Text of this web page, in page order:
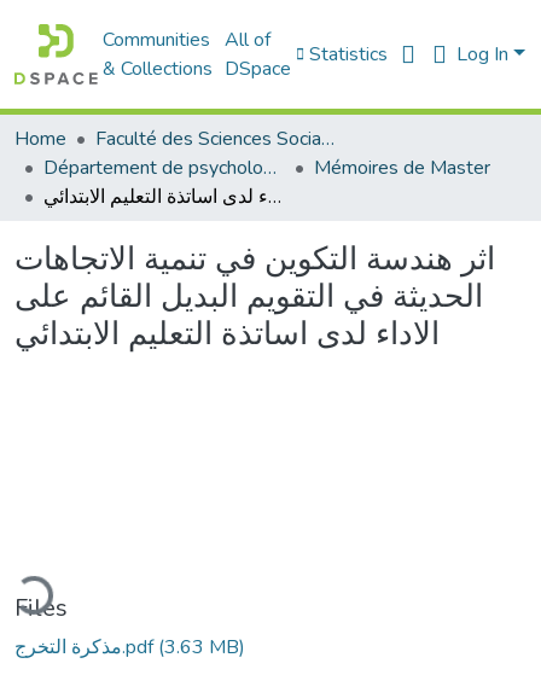
Communities
& Collections
All of
DSpace
Statistics Log In
Home
Faculté des Sciences Sociales
Département de psychologie
Mémoires de Master
اثر هندسة التكوين في تنمية الاتجاهات الحديثة في التقويم البديل القائم على الاداء لدى اساتذة التعليم الابتدائي
اثر هندسة التكوين في تنمية الاتجاهات
الحديثة في التقويم البديل القائم على
الاداء لدى اساتذة التعليم الابتدائي
Loading...
Files
مذكرة التخرج.pdf(3.63 MB)